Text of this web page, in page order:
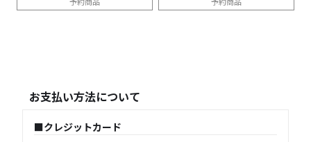
お支払い方法について
クレジットカード